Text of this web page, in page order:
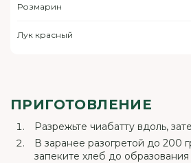
Розмарин
Лук красный
ПРИГОТОВЛЕНИЕ
Разрежьте чиабатту вдоль,
В заранее разогретой до 200
запеките хлеб до